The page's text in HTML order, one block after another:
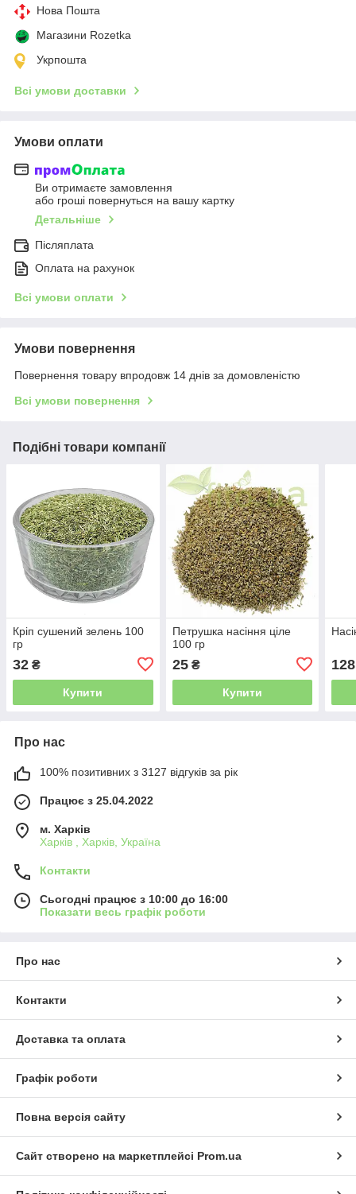
Нова Пошта
Магазини Rozetka
Укрпошта
Всі умови доставки
Умови оплати
Ви отримаєте замовлення
або гроші повернуться на вашу картку
Детальніше
Післяплата
Оплата на рахунок
Всі умови оплати
Умови повернення
Повернення товару впродовж 14 днів за домовленістю
Всі умови повернення
Подібні товари компанії
Кріп сушений зелень 100
гр
32 ₴
Купити
Петрушка насіння ціле
100 гр
25₴
Купити
128
Про нас
100% позитивних з 3127 відгуків за рік
Працює з 25.04.2022
м. Харків
Харків , Харків, Україна
Контакти
Сьогодні працює з 10:00 до 16:00
Показати весь графік роботи
Про нас
Контакти
Доставка та оплата
Графік роботи
Повна версія сайту
Сайт створено на маркетплейсі Prom.ua